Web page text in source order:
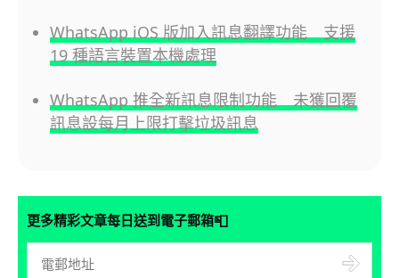
WhatsApp iOS 版加入訊息翻譯功能 支援
19 種語言裝置本機處理
WhatsApp 推全新訊息限制功能 未獲回覆
訊息設每月上限打擊垃圾訊息
更多精彩文章每日送到電子郵箱📮